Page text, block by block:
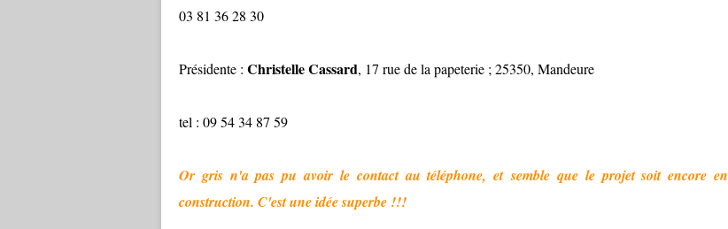
03 81 36 28 30
Présidente : Christelle Cassard, 17 rue de la papeterie ; 25350, Mandeure
tel : 09 54 34 87 59
Or gris n'a pas pu avoir le contact au téléphone, et semble que le projet soit encore en
construction. C'est une idée superbe !!!